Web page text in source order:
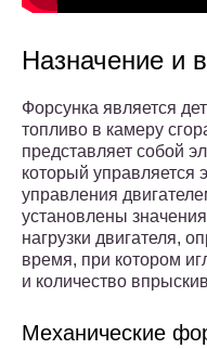
Назначение и
Форсунка является
топливо в камеру
представляет собой
который управляется
управления
установлены
нагрузки двигателя,
время, при котором
и количество
Механические